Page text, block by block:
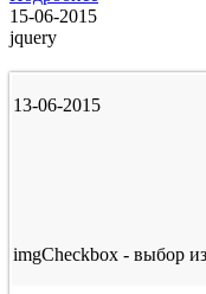
15-06-2015
jquery
13-06-2015
imgCheckbox - выбор